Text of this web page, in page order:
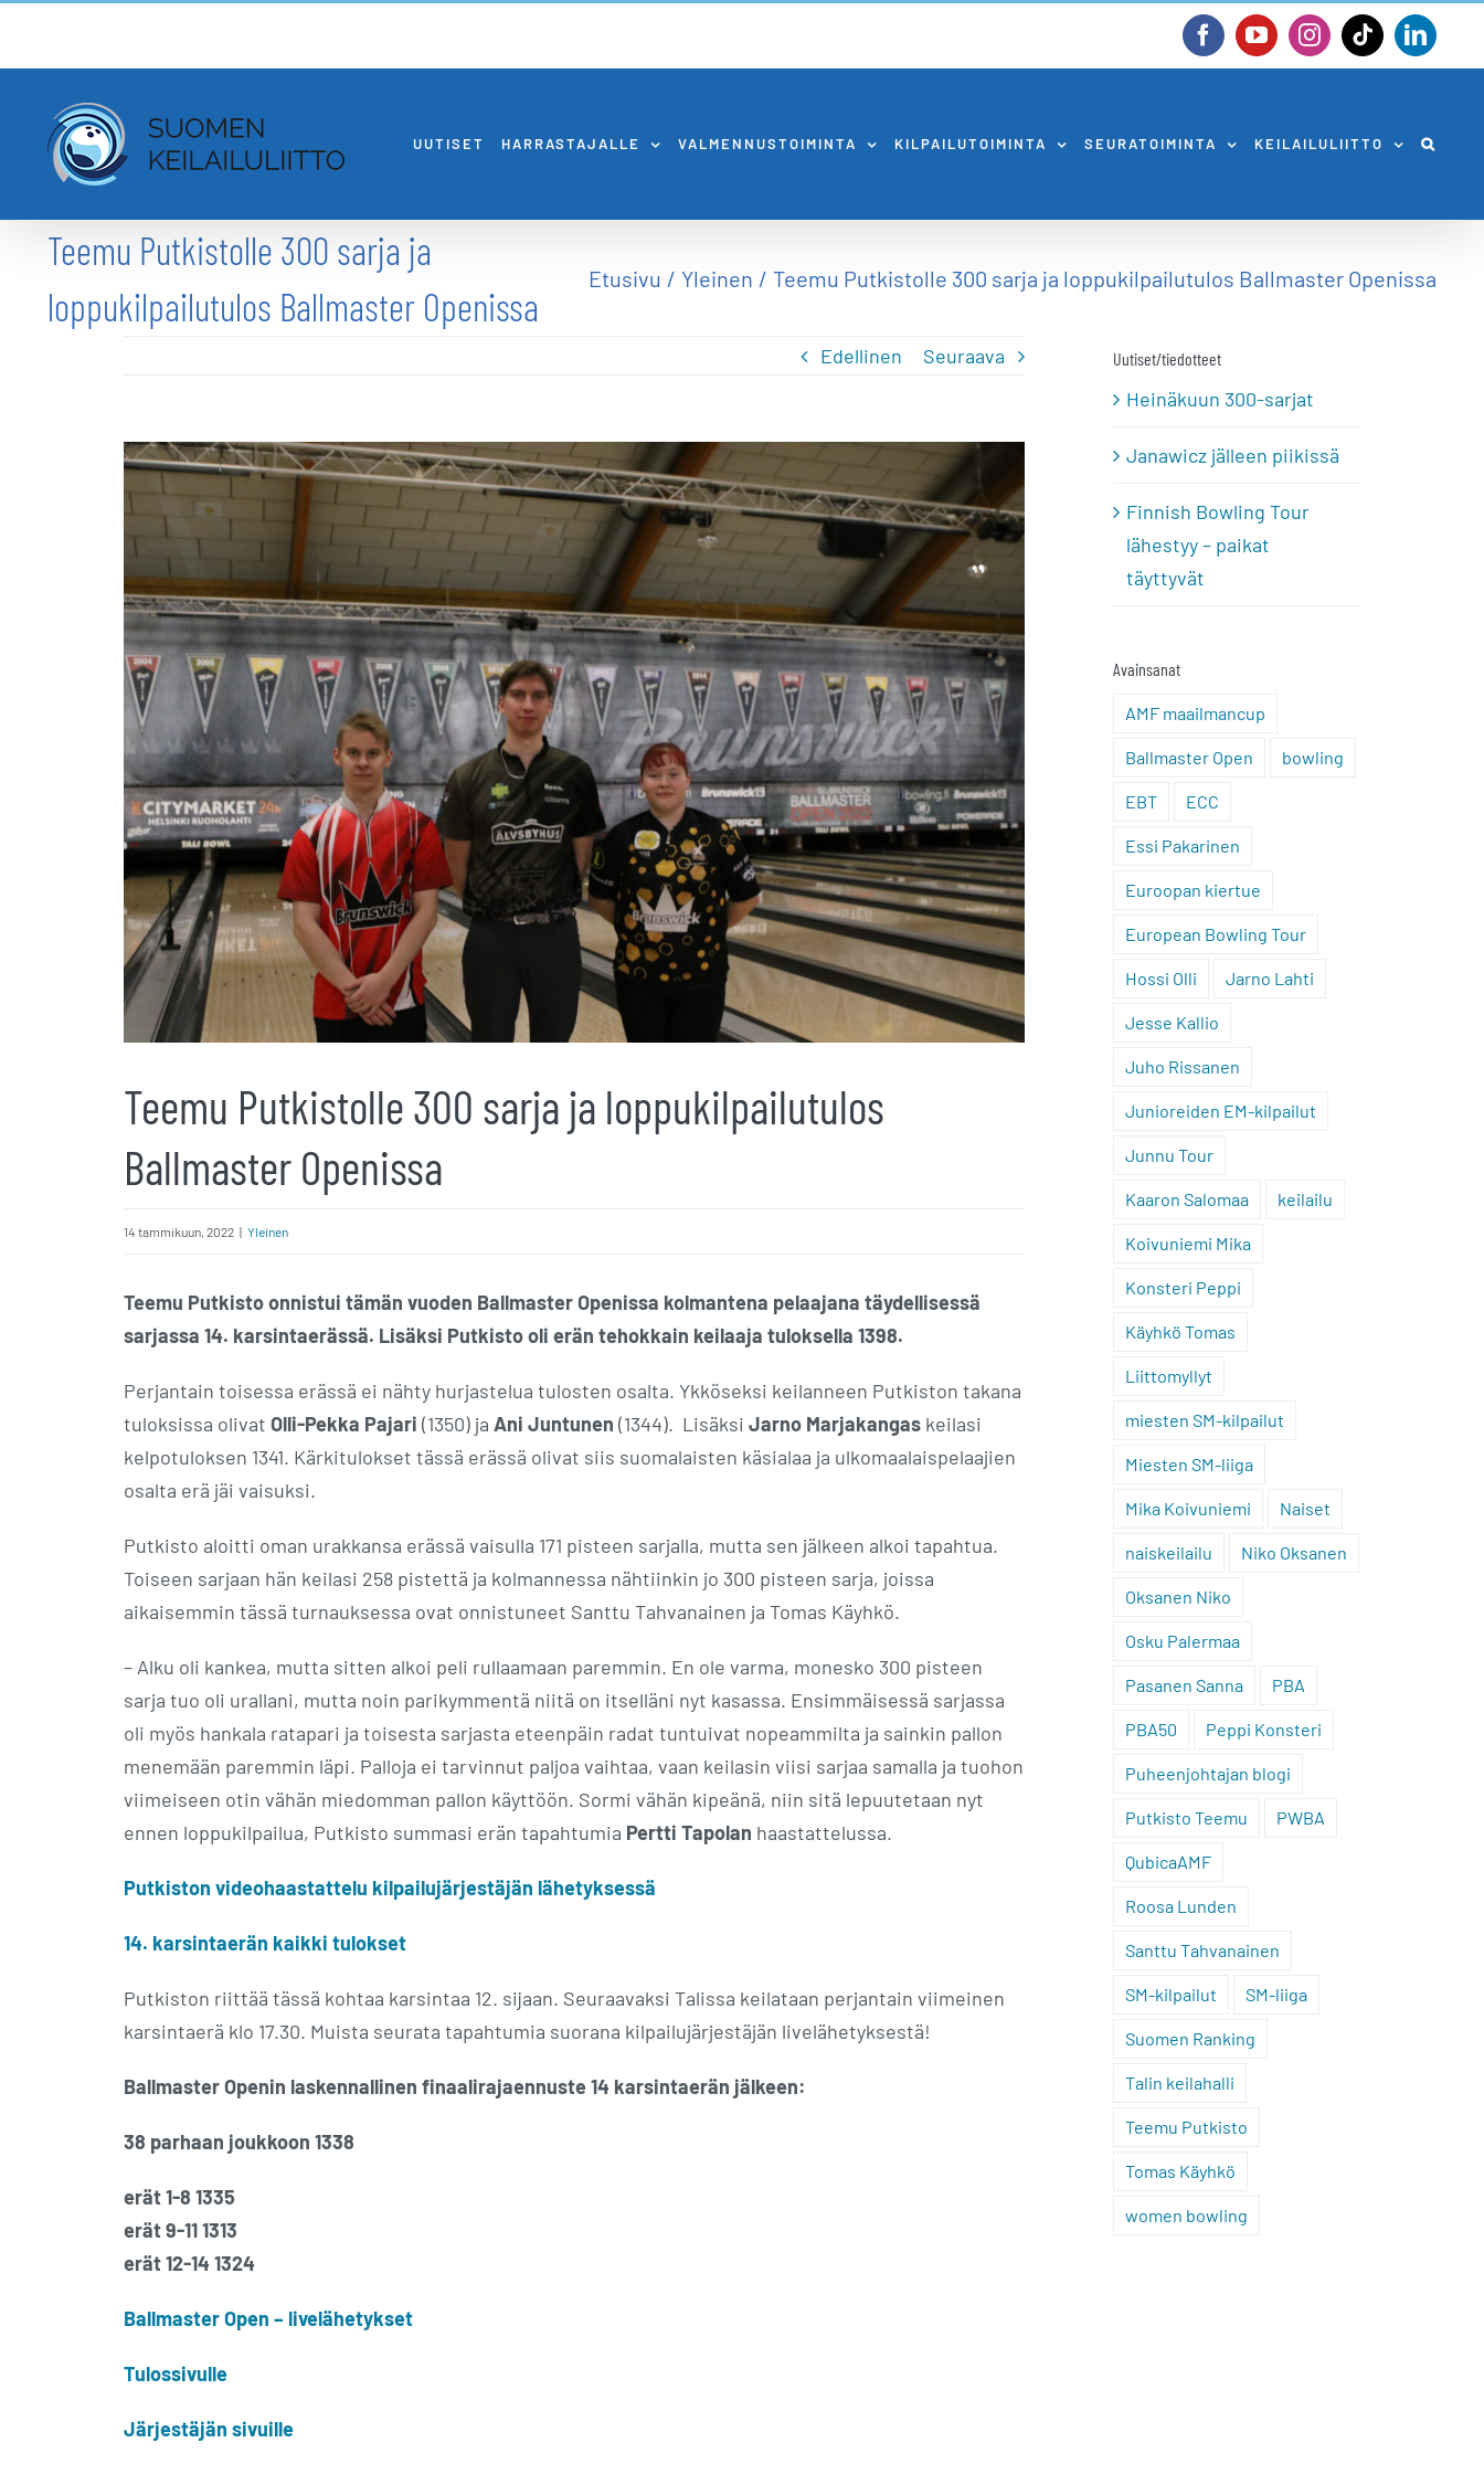
FacebookYouTubeInstagram
Tiktok
UUTISET HARRASTAJALLE VALMENNUSTOIMINTA KILPAILUTOIMINTA SEURATOIMINTA KEILAILULIITTO
Teemu Putkistolle 300 sarja ja
loppukilpailutulos Ballmaster Openissa
Etusivu Yleinen Teemu Putkistolle 300 sarja ja loppukilpailutulos Ballmaster Openissa
Edellinen Seuraava
Katso
kuvaa
isompana
Teemu Putkistolle 300 sarja ja loppukilpailutulos
Ballmaster Openissa
14 tammikuun, 2022 | Yleinen
Teemu Putkisto onnistui tämän vuoden Ballmaster Openissa kolmantena pelaajana täydellisessä
sarjassa 14. karsintaerässä. Lisäksi Putkisto oli erän tehokkain keilaaja tuloksella 1398.
Perjantain toisessa erässä ei nähty hurjastelua tulosten osalta. Ykköseksi keilanneen Putkiston takana
tuloksissa olivat Olli-Pekka Pajari (1350) ja Ani Juntunen (1344). Lisäksi Jarno Marjakangas keilasi
kelpotuloksen 1341. Kärkitulokset tässä erässä olivat siis suomalaisten käsialaa ja ulkomaalaispelaajien
osalta erä jäi vaisuksi.
Putkisto aloitti oman urakkansa erässä vaisulla 171 pisteen sarjalla, mutta sen jälkeen alkoi tapahtua.
Toiseen sarjaan hän keilasi 258 pistettä ja kolmannessa nähtiinkin jo 300 pisteen sarja, joissa
aikaisemmin tässä turnauksessa ovat onnistuneet Santtu Tahvanainen ja Tomas Käyhkö.
– Alku oli kankea, mutta sitten alkoi peli rullaamaan paremmin. En ole varma, monesko 300 pisteen
sarja tuo oli urallani, mutta noin parikymmentä niitä on itselläni nyt kasassa. Ensimmäisessä sarjassa
oli myös hankala ratapari ja toisesta sarjasta eteenpäin radat tuntuivat nopeammilta ja sainkin pallon
menemään paremmin läpi. Palloja ei tarvinnut paljoa vaihtaa, vaan keilasin viisi sarjaa samalla ja tuohon
viimeiseen otin vähän miedomman pallon käyttöön. Sormi vähän kipeänä, niin sitä lepuutetaan nyt
ennen loppukilpailua, Putkisto summasi erän tapahtumia Pertti Tapolan haastattelussa.
Putkiston videohaastattelu kilpailujärjestäjän lähetyksessä
14. karsintaerän kaikki tulokset
Putkiston riittää tässä kohtaa karsintaa 12. sijaan. Seuraavaksi Talissa keilataan perjantain viimeinen
karsintaerä klo 17.30. Muista seurata tapahtumia suorana kilpailujärjestäjän livelähetyksestä!
Ballmaster Openin laskennallinen finaalirajaennuste 14 karsintaerän jälkeen:
38 parhaan joukkoon 1338
erät 1-8 1335
erät 9-11 1313
erät 12-14 1324
Ballmaster Open – livelähetykset
Tulossivulle
Järjestäjän sivuille
Uutiset/tiedotteet
Heinäkuun 300-sarjat
Janawicz jälleen piikissä
Finnish Bowling Tour
lähestyy – paikat
täyttyvät
Avainsanat
AMF maailmancup
Ballmaster Open bowling
EBT ECC
Essi Pakarinen
Euroopan kiertue
European Bowling Tour
Hossi Olli Jarno Lahti
Jesse Kallio
Juho Rissanen
Junioreiden EM-kilpailut
Junnu Tour
Kaaron Salomaa keilailu
Koivuniemi Mika
Konsteri Peppi
Käyhkö Tomas
Liittomyllyt
miesten SM-kilpailut
Miesten SM-liiga
Mika Koivuniemi Naiset
naiskeilailu Niko Oksanen
Oksanen Niko
Osku Palermaa
Pasanen Sanna PBA
PBA50 Peppi Konsteri
Puheenjohtajan blogi
Putkisto Teemu PWBA
QubicaAMF
Roosa Lunden
Santtu Tahvanainen
SM-kilpailut SM-liiga
Suomen Ranking
Talin keilahalli
Teemu Putkisto
Tomas Käyhkö
women bowling